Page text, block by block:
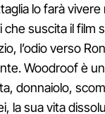
lo farà vivere
che suscita il film
l’odio verso
Woodroof è
donnaiolo,
la sua vita